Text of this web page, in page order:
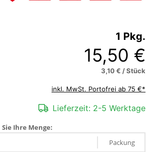
1 Pkg.
15,50 €
3,10 € / Stück
inkl. MwSt. Portofrei ab 75 €*
Lieferzeit: 2-5 Werktage
Ihre Menge:
Packung